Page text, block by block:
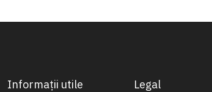
Informații utile Legal